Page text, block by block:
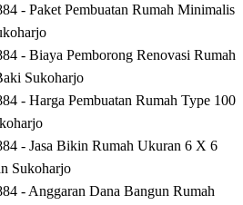
- Paket Pembuatan Rumah Minimalis
- Biaya Pemborong Renovasi Rumah
Sukoharjo
- Harga Pembuatan Rumah Type 100
- Jasa Bikin Rumah Ukuran 6 X 6
Sukoharjo
- Anggaran Dana Bangun Rumah